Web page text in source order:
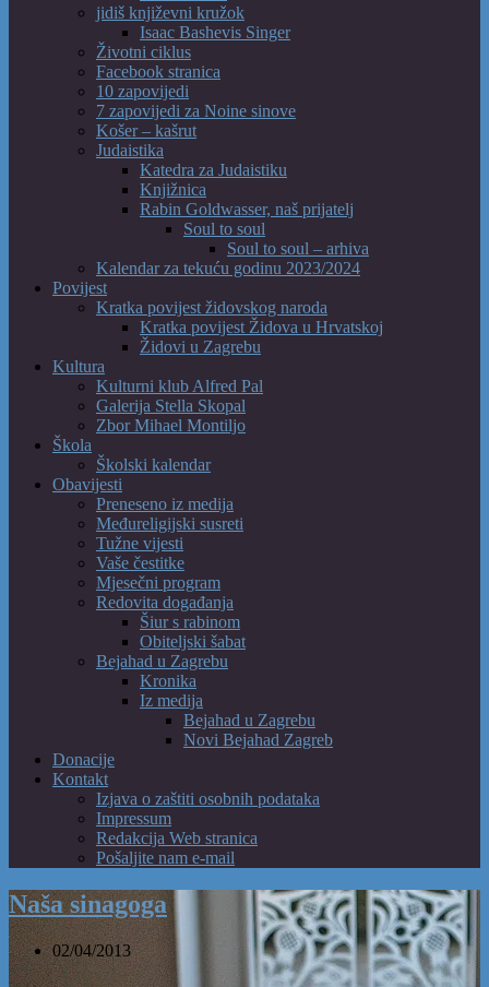
jidiš književni kružok
Isaac Bashevis Singer
Životni ciklus
Facebook stranica
10 zapovijedi
7 zapovijedi za Noine sinove
Košer – kašrut
Judaistika
Katedra za Judaistiku
Knjižnica
Rabin Goldwasser, naš prijatelj
Soul to soul
Soul to soul – arhiva
Kalendar za tekuću godinu 2023/2024
Povijest
Kratka povijest židovskog naroda
Kratka povijest Židova u Hrvatskoj
Židovi u Zagrebu
Kultura
Kulturni klub Alfred Pal
Galerija Stella Skopal
Zbor Mihael Montiljo
Škola
Školski kalendar
Obavijesti
Preneseno iz medija
Međureligijski susreti
Tužne vijesti
Vaše čestitke
Mjesečni program
Redovita događanja
Šiur s rabinom
Obiteljski šabat
Bejahad u Zagrebu
Kronika
Iz medija
Bejahad u Zagrebu
Novi Bejahad Zagreb
Donacije
Kontakt
Izjava o zaštiti osobnih podataka
Impressum
Redakcija Web stranica
Pošaljite nam e-mail
Naša sinagoga
02/04/2013